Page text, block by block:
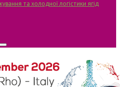
та холодної логістики ягід